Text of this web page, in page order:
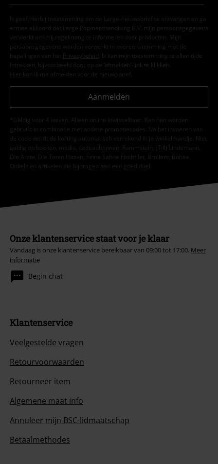
Ik geef hierbij toestemming om de Large-nieuwsbrief te ontvangen en ga
ermee akkoord dat Large Popmerchandising B.V. mijn persoonsgegevens
verwerkt om mij regelmatig te informeren over producten. Mijn
persoonsgegevens worden verwerkt in overeenstemming met de
bepalingen van het
Privacybeleid . Ik kan mijn toestemming te allen tijde
intrekken, bijvoorbeeld door op de ‘afmelden’-link te klikken.
Hier kan ik me afmelden voor de nieuwsbrief.
Aanmelden
*Geldig voor 4 weken. Alleen online inwisselbaar. Kan niet worden
gebruikt in combinatie met andere promotiecodes. Na het invoeren van
de code wordt de korting automatisch verrekend in je winkelmandje. Niet
geldig op boeken, media, cadeaubonnen, Rammstein, (Till) Lindemann,
Die Ärzte, Die Toten Hosen, Feine Sahne Fischfilet, Broilers, Böhse
Onkelz en artikelen die bijdragen aan een goed doel.
Onze klantenservice staat voor je klaar
Vandaag is onze klantenservice bereikbaar van 09:00 tot 17:00. Meer
informatie
Begin chat
Klantenservice
Veelgestelde vragen
Retourvoorwaarden
Retourneer item
Algemene maat info
Annuleer mijn BSC-lidmaatschap
Betaalmethodes